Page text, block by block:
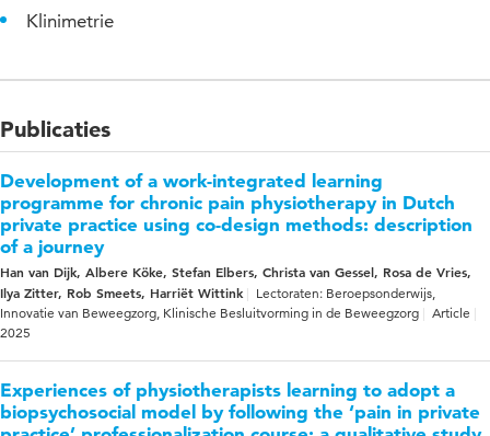
Klinimetrie
Publicaties
Development of a work-integrated learning
programme for chronic pain physiotherapy in Dutch
private practice using co-design methods: description
of a journey
Han van Dijk, Albere Köke, Stefan Elbers, Christa van Gessel, Rosa de Vries,
Ilya Zitter, Rob Smeets, Harriët Wittink
Lectoraten: Beroepsonderwijs,
Innovatie van Beweegzorg, Klinische Besluitvorming in de Beweegzorg
Article
2025
Experiences of physiotherapists learning to adopt a
biopsychosocial model by following the ‘pain in private